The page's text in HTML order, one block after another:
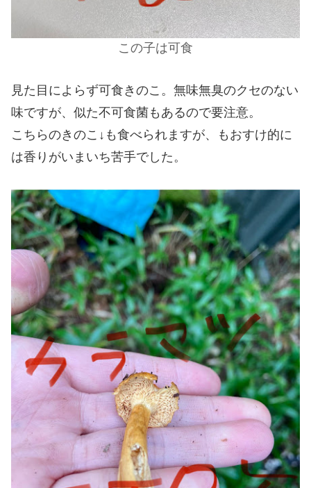
この子は可食
見た目によらず可食きのこ。無味無臭のクセのない
味ですが、似た不可食菌もあるので要注意。
こちらのきのこ↓も食べられますが、もおすけ的に
は香りがいまいち苦手でした。